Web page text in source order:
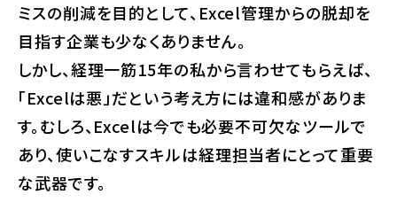
ミスの削減を目的として、Excel管理からの脱却を
目指す企業も少なくありません。
しかし、経理一筋15年の私から言わせてもらえば、
「Excelは悪」だという考え方には違和感がありま
す。むしろ、Excelは今でも必要不可欠なツールで
あり、使いこなすスキルは経理担当者にとって重要
な武器です。